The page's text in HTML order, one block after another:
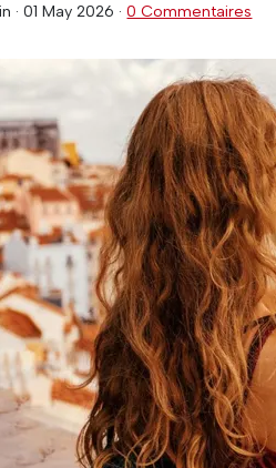
in ·01 May 2026 ·0 Commentaires